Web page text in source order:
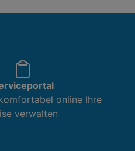
online Ihre
verwalten